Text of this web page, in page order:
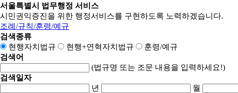
서울특별시 법무행정 서비스
시민권익증진을 위한 행정서비스를 구현하도록 노력하겠습니다.
조례/규칙/훈령/예규
검색종류
현행자치법규
현행+연혁자치법규
훈령/예규
검색어
(법규명 또는 조문 내용을 입력하세요!)
검색일자
년
월